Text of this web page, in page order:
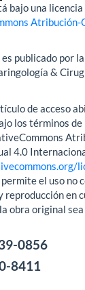
bajo una
publicado por
&
de acceso
los términos de
4.0
permite el uso no
reproducción en
obra original
0856
8411